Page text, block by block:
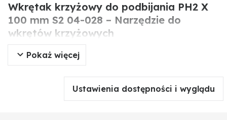
Wkrętak krzyżowy do podbijania PH2 X
100 mm S2 04-028 – Narzędzie do
wkrętów krzyżowych
Wkrętak krzyżowy do podbijania PH2 o długości 100
mm to profesjonalne narzędzie przeznaczone do
wkręcania i wykręcania wkrętów krzyżowych, a także
do lekkiego uderzania młotkiem w celu osadzenia
wkręta. Wykonany z wytrzymałej stali S2, z
Pokaż więcej
Ustawienia dostępności i wyglądu